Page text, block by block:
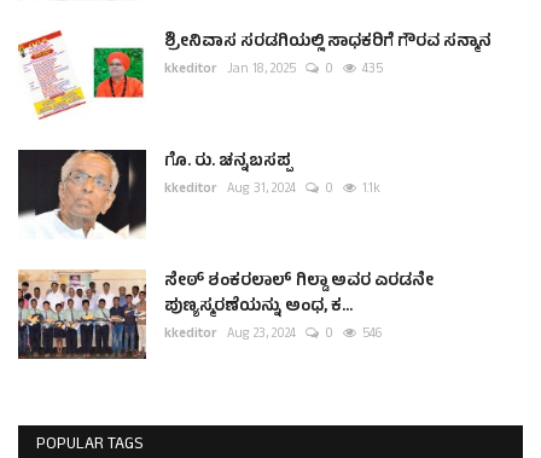
ಶ್ರೀನಿವಾಸ ಸರಡಗಿಯಲ್ಲಿ ಸಾಧಕರಿಗೆ ಗೌರವ ಸನ್ಮಾನ
kkeditor Jan 18, 2025 0 435
ಗೊ. ರು. ಚನ್ನಬಸಪ್ಪ
kkeditor Aug 31, 2024 0 1.1k
ಸೇಠ್ ಶಂಕರಲಾಲ್ ಗಿಲ್ಡಾ ಅವರ ಎರಡನೇ
ಪುಣ್ಯಸ್ಮರಣೆಯನ್ನು ಅಂಧ, ಕ...
kkeditor Aug 23, 2024 0 546
POPULAR TAGS